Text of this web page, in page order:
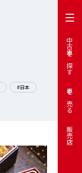
中古車を探す
車を売る
販売店
#日本